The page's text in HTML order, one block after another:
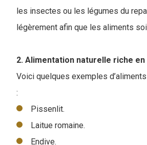
les insectes ou les légumes du
légèrement afin que les aliments
2. Alimentation naturelle riche en
Voici quelques exemples
:
Pissenlit.
Laitue romaine.
Endive.